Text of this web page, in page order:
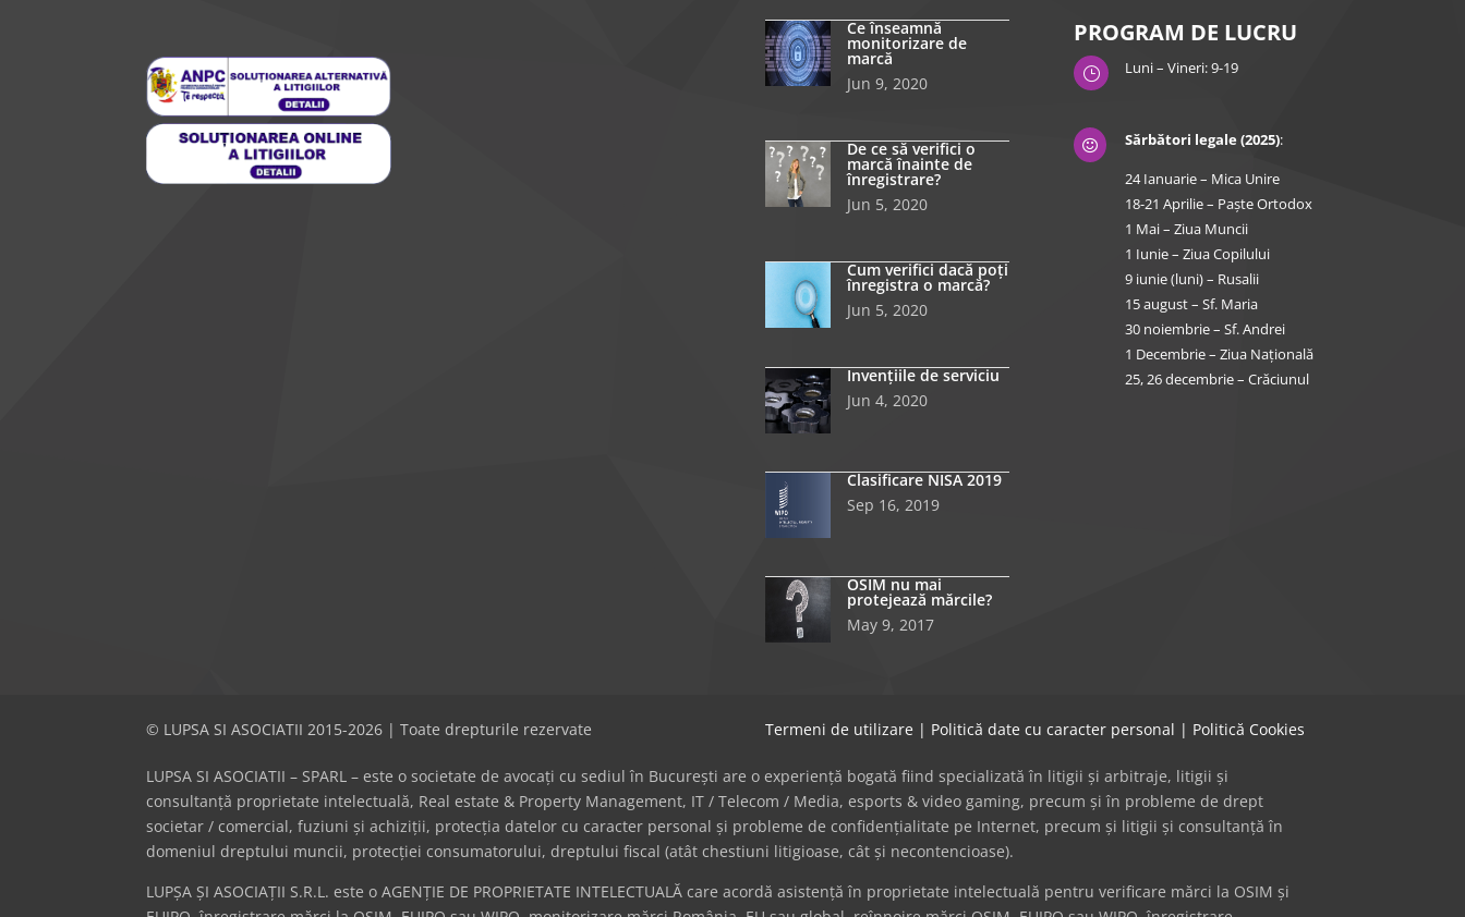
Ce înseamnă
monitorizare de
marcă
Jun 9, 2020
De ce să verifici o
marcă înainte de
înregistrare?
Jun 5, 2020
Cum verifici dacă poți
înregistra o marcă?
Jun 5, 2020
Invențiile de serviciu
Jun 4, 2020
Clasificare NISA 2019
Sep 16, 2019
OSIM nu mai
protejează mărcile?
May 9, 2017
PROGRAM DE LUCRU
} Luni – Vineri: 9-19
 Sărbători legale (2025):
24 Ianuarie – Mica Unire
18-21 Aprilie – Paște Ortodox
1 Mai – Ziua Muncii
1 Iunie – Ziua Copilului
9 iunie (luni) – Rusalii
15 august – Sf. Maria
30 noiembrie – Sf. Andrei
1 Decembrie – Ziua Națională
25, 26 decembrie – Crăciunul
© LUPSA SI ASOCIATII 2015-2026 | Toate drepturile rezervate Termeni de utilizare | Politică date cu caracter personal | Politică Cookies
LUPSA SI ASOCIATII – SPARL – este o societate de avocați cu sediul în București are o experiență bogată fiind specializată în litigii și arbitraje, litigii și
consultanță proprietate intelectuală, Real estate & Property Management, IT / Telecom / Media, esports & video gaming, precum și în probleme de drept
societar / comercial, fuziuni și achiziții, protecția datelor cu caracter personal și probleme de confidențialitate pe Internet, precum și litigii și consultanță în
domeniul dreptului muncii, protecției consumatorului, dreptului fiscal (atât chestiuni litigioase, cât și necontencioase).
LUPȘA ȘI ASOCIAȚII S.R.L. este o AGENȚIE DE PROPRIETATE INTELECTUALĂ care acordă asistență în proprietate intelectuală pentru verificare mărci la OSIM și